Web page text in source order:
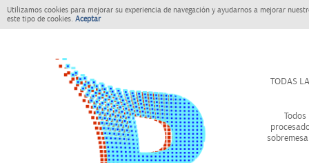
Utilizamos cookies para mejorar su experiencia de navegación y ayudarnos a mejorar
este tipo de cookies. Aceptar
TODAS